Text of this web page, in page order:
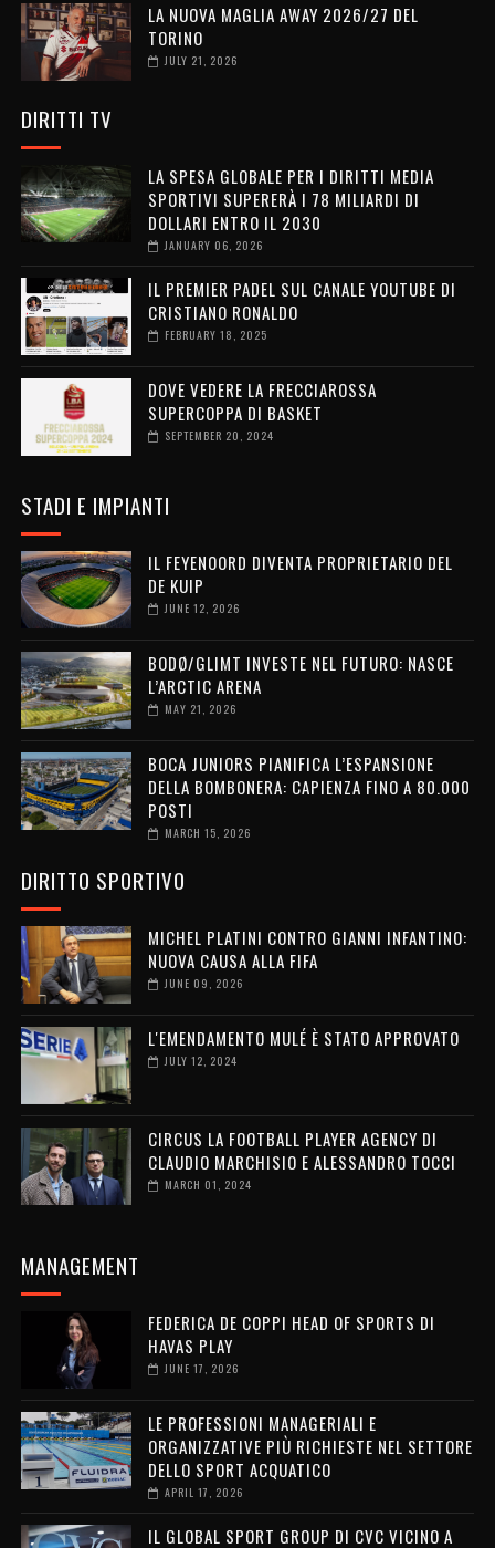
LA NUOVA MAGLIA AWAY 2026/27 DEL
TORINO
JULY 21, 2026
DIRITTI TV
LA SPESA GLOBALE PER I DIRITTI MEDIA
SPORTIVI SUPERERÀ I 78 MILIARDI DI
DOLLARI ENTRO IL 2030
JANUARY 06, 2026
IL PREMIER PADEL SUL CANALE YOUTUBE DI
CRISTIANO RONALDO
FEBRUARY 18, 2025
DOVE VEDERE LA FRECCIAROSSA
SUPERCOPPA DI BASKET
SEPTEMBER 20, 2024
STADI E IMPIANTI
IL FEYENOORD DIVENTA PROPRIETARIO DEL
DE KUIP
JUNE 12, 2026
BODØ/GLIMT INVESTE NEL FUTURO: NASCE
L’ARCTIC ARENA
MAY 21, 2026
BOCA JUNIORS PIANIFICA L’ESPANSIONE
DELLA BOMBONERA: CAPIENZA FINO A 80.000
POSTI
MARCH 15, 2026
DIRITTO SPORTIVO
MICHEL PLATINI CONTRO GIANNI INFANTINO:
NUOVA CAUSA ALLA FIFA
JUNE 09, 2026
L'EMENDAMENTO MULÉ È STATO APPROVATO
JULY 12, 2024
CIRCUS LA FOOTBALL PLAYER AGENCY DI
CLAUDIO MARCHISIO E ALESSANDRO TOCCI
MARCH 01, 2024
MANAGEMENT
FEDERICA DE COPPI HEAD OF SPORTS DI
HAVAS PLAY
JUNE 17, 2026
LE PROFESSIONI MANAGERIALI E
ORGANIZZATIVE PIÙ RICHIESTE NEL SETTORE
DELLO SPORT ACQUATICO
APRIL 17, 2026
IL GLOBAL SPORT GROUP DI CVC VICINO A